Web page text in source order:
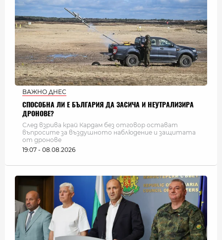
ВАЖНО ДНЕС
СПОСОБНА ЛИ Е БЪЛГАРИЯ ДА ЗАСИЧА И НЕУТРАЛИЗИРА
ДРОНОВЕ?
След взрива край Кардам без отговор остават
въпросите за въздушното наблюдение и защитата
от дронове
19:07 - 08.08.2026